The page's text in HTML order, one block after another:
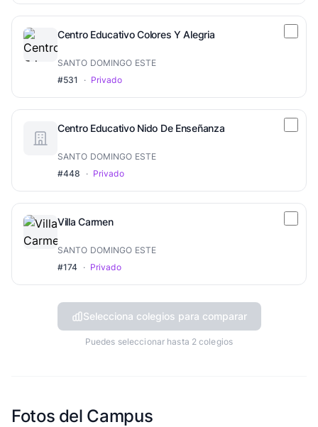
Centro Educativo Colores Y Alegria
SANTO DOMINGO ESTE
#531
· Privado
Centro Educativo Nido De Enseñanza
SANTO DOMINGO ESTE
#448
· Privado
Villa Carmen
SANTO DOMINGO ESTE
#174 · Privado
Selecciona colegios para comparar
Puedes seleccionar hasta 2 colegios
Fotos del Campus